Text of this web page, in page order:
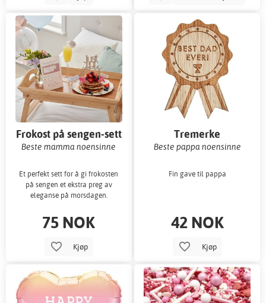
Frokost på sengen-sett
Beste mamma noensinne
Et perfekt sett for å gi frokosten
på sengen et ekstra preg av
eleganse på morsdagen.
75 NOK
Kjøp
Tremerke
Beste pappa noensinne
Fin gave til pappa
42 NOK
Kjøp